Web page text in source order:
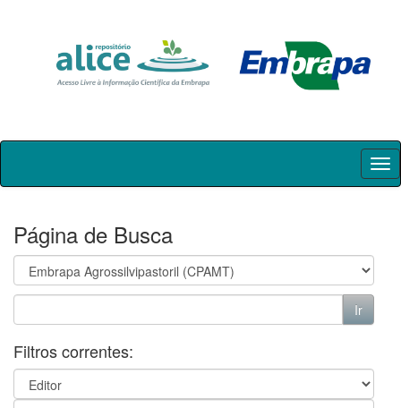
Skip
Página de Busca
Filtros correntes: